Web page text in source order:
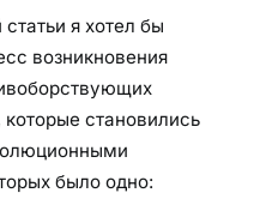
я хотел бы
возникновения
которые становились
было одно: